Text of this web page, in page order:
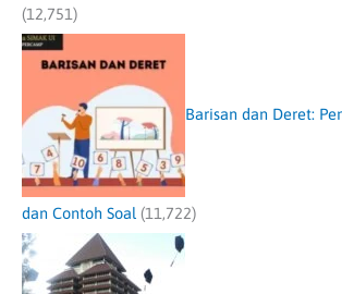
(12,751)
Barisan dan Deret:
dan Contoh Soal (11,722)